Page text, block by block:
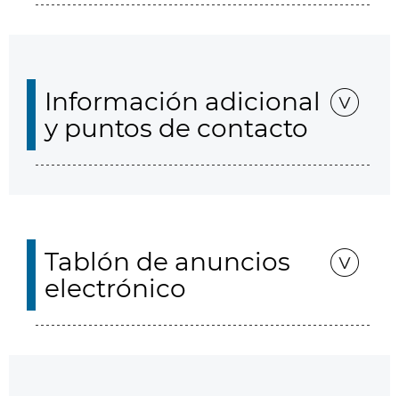
Información adicional
y puntos de contacto
Tablón de anuncios
electrónico